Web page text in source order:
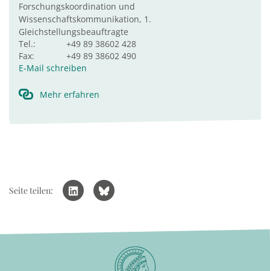
Forschungskoordination und
Wissenschaftskommunikation, 1.
Gleichstellungsbeauftragte
Tel.:
+49 89 38602 428
Fax:
+49 89 38602 490
E-Mail schreiben
Mehr erfahren
Seite teilen: